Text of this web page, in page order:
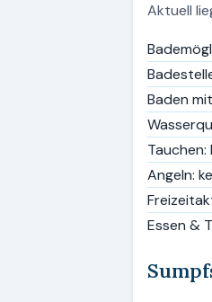
Aktuell
Baden
Tauchen:
Angeln:
Essen &